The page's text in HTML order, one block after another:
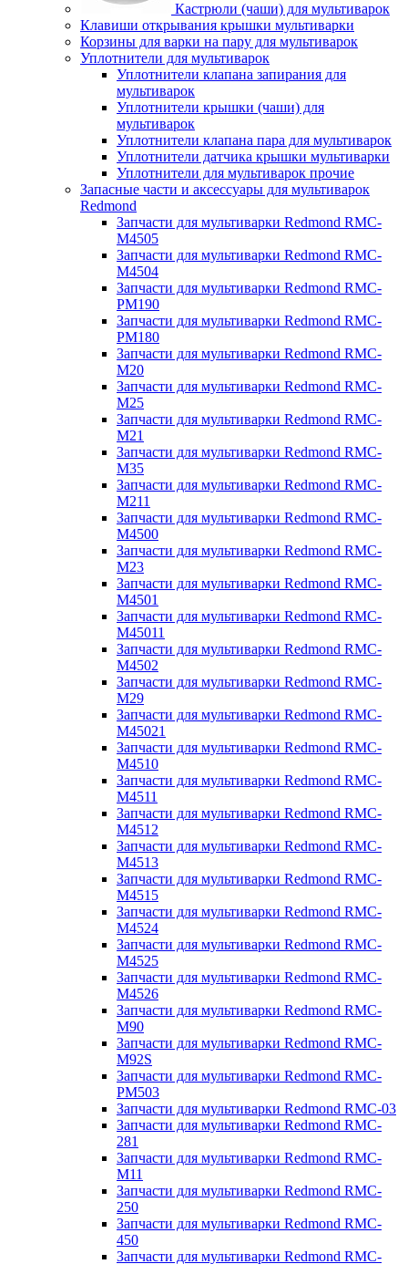
Кастрюли (чаши) для мультиварок
Клавиши открывания крышки мультиварки
Корзины для варки на пару для мультиварок
Уплотнители для мультиварок
Уплотнители клапана запирания для
мультиварок
Уплотнители крышки (чаши) для
мультиварок
Уплотнители клапана пара для мультиварок
Уплотнители датчика крышки мультиварки
Уплотнители для мультиварок прочие
Запасные части и аксессуары для мультиварок
Redmond
Запчасти для мультиварки Redmond RMC-
M4505
Запчасти для мультиварки Redmond RMC-
M4504
Запчасти для мультиварки Redmond RMC-
PM190
Запчасти для мультиварки Redmond RMC-
PM180
Запчасти для мультиварки Redmond RMC-
M20
Запчасти для мультиварки Redmond RMC-
M25
Запчасти для мультиварки Redmond RMC-
M21
Запчасти для мультиварки Redmond RMC-
M35
Запчасти для мультиварки Redmond RMC-
M211
Запчасти для мультиварки Redmond RMC-
M4500
Запчасти для мультиварки Redmond RMC-
M23
Запчасти для мультиварки Redmond RMC-
M4501
Запчасти для мультиварки Redmond RMC-
M45011
Запчасти для мультиварки Redmond RMC-
M4502
Запчасти для мультиварки Redmond RMC-
M29
Запчасти для мультиварки Redmond RMC-
M45021
Запчасти для мультиварки Redmond RMC-
M4510
Запчасти для мультиварки Redmond RMC-
M4511
Запчасти для мультиварки Redmond RMC-
M4512
Запчасти для мультиварки Redmond RMC-
M4513
Запчасти для мультиварки Redmond RMC-
M4515
Запчасти для мультиварки Redmond RMC-
M4524
Запчасти для мультиварки Redmond RMC-
M4525
Запчасти для мультиварки Redmond RMC-
M4526
Запчасти для мультиварки Redmond RMC-
M90
Запчасти для мультиварки Redmond RMC-
M92S
Запчасти для мультиварки Redmond RMC-
PM503
Запчасти для мультиварки Redmond RMC-03
Запчасти для мультиварки Redmond RMC-
281
Запчасти для мультиварки Redmond RMC-
M11
Запчасти для мультиварки Redmond RMC-
250
Запчасти для мультиварки Redmond RMC-
450
Запчасти для мультиварки Redmond RMC-